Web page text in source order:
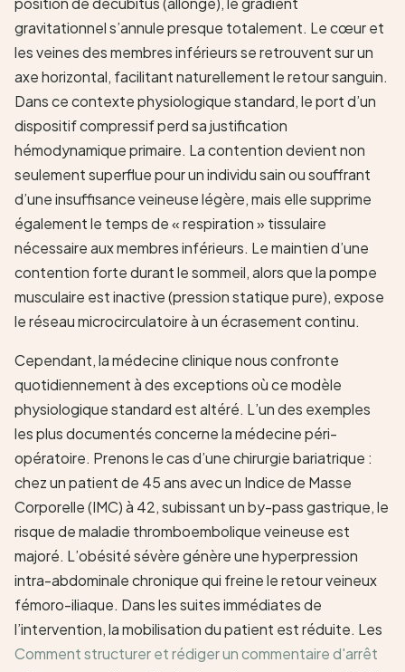
gravitationnel s’annule presque totalement. Le cœur et
les veines des membres inférieurs se retrouvent sur un
axe horizontal, facilitant naturellement le retour sanguin.
Dans ce contexte physiologique standard, le port d’un
dispositif compressif perd sa justification
hémodynamique primaire. La contention devient non
seulement superflue pour un individu sain ou souffrant
d’une insuffisance veineuse légère, mais elle supprime
également le temps de « respiration » tissulaire
nécessaire aux membres inférieurs. Le maintien d’une
contention forte durant le sommeil, alors que la pompe
musculaire est inactive (pression statique pure), expose
le réseau microcirculatoire à un écrasement continu.
Cependant, la médecine clinique nous confronte
quotidiennement à des exceptions où ce modèle
physiologique standard est altéré. L’un des exemples
les plus documentés concerne la médecine péri-
opératoire. Prenons le cas d’une chirurgie bariatrique :
chez un patient de 45 ans avec un Indice de Masse
Corporelle (IMC) à 42, subissant un by-pass gastrique, le
risque de maladie thromboembolique veineuse est
majoré. L’obésité sévère génère une hyperpression
intra-abdominale chronique qui freine le retour veineux
fémoro-iliaque. Dans les suites immédiates de
l’intervention, la mobilisation du patient est réduite. Les
Comment structurer et rédiger un commentaire d'arrêt